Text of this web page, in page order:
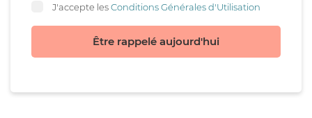
J'accepte lesConditions Générales d'Utilisation
Être rappelé aujourd'hui